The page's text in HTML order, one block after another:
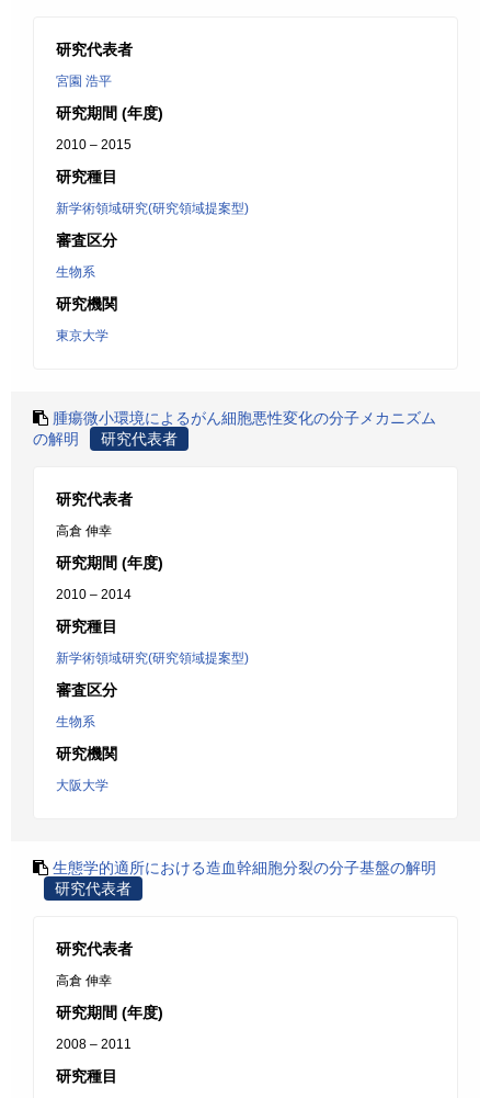
研究代表者
宮園 浩平
研究期間 (年度)
2010 – 2015
研究種目
新学術領域研究(研究領域提案型)
審査区分
生物系
研究機関
東京大学
腫瘍微小環境によるがん細胞悪性変化の分子メカニズム
の解明
研究代表者
研究代表者
高倉 伸幸
研究期間 (年度)
2010 – 2014
研究種目
新学術領域研究(研究領域提案型)
審査区分
生物系
研究機関
大阪大学
生態学的適所における造血幹細胞分裂の分子基盤の解明
研究代表者
研究代表者
高倉 伸幸
研究期間 (年度)
2008 – 2011
研究種目